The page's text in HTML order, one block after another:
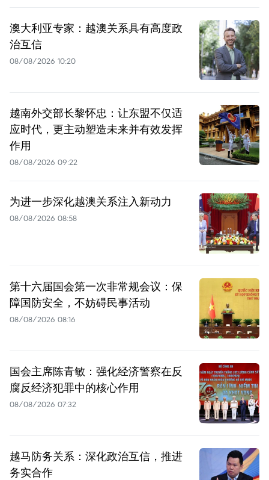
澳大利亚专家：越澳关系具有高度政
治互信
08/08/2026 10:20
越南外交部长黎怀忠：让东盟不仅适
应时代，更主动塑造未来并有效发挥
作用
08/08/2026 09:22
为进一步深化越澳关系注入新动力
08/08/2026 08:58
第十六届国会第一次非常规会议：保
障国防安全，不妨碍民事活动
08/08/2026 08:16
国会主席陈青敏：强化经济警察在反
腐反经济犯罪中的核心作用
08/08/2026 07:32
越马防务关系：深化政治互信，推进
务实合作